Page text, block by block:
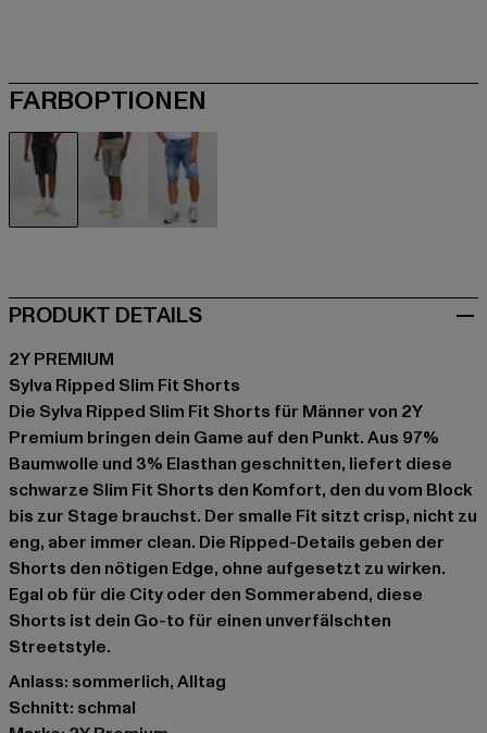
FARBOPTIONEN
PRODUKT DETAILS
2Y PREMIUM
Sylva Ripped Slim Fit Shorts
Die Sylva Ripped Slim Fit Shorts für Männer von 2Y
Premium bringen dein Game auf den Punkt. Aus 97%
Baumwolle und 3% Elasthan geschnitten, liefert diese
schwarze Slim Fit Shorts den Komfort, den du vom Block
bis zur Stage brauchst. Der smalle Fit sitzt crisp, nicht zu
eng, aber immer clean. Die Ripped-Details geben der
Shorts den nötigen Edge, ohne aufgesetzt zu wirken.
Egal ob für die City oder den Sommerabend, diese
Shorts ist dein Go-to für einen unverfälschten
Streetstyle.
Anlass: sommerlich, Alltag
Schnitt: schmal